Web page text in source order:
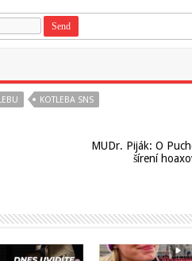
KOTLEBA SNS
MUDr. Piják: O
šírení